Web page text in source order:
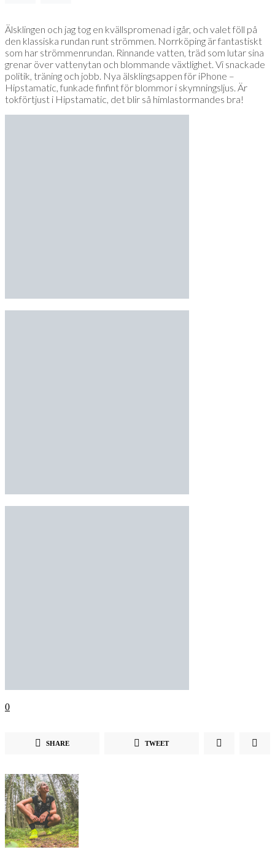
Älsklingen och jag tog en kvällspromenad i går, och valet föll på
den klassiska rundan runt strömmen. Norrköping är fantastiskt
som har strömmenrundan. Rinnande vatten, träd som lutar sina
grenar över vattenytan och blommande växtlighet. Vi snackade
politik, träning och jobb. Nya älsklingsappen för iPhone –
Hipstamatic, funkade finfint för blommor i skymningsljus. Är
tokförtjust i Hipstamatic, det blir så himlastormandes bra!
0
SHARE TWEET